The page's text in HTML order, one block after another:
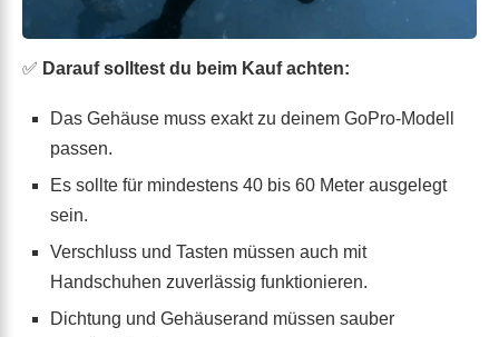
✅ Darauf solltest du beim Kauf achten:
Das Gehäuse muss exakt zu deinem GoPro-Modell
passen.
Es sollte für mindestens 40 bis 60 Meter ausgelegt
sein.
Verschluss und Tasten müssen auch mit
Handschuhen zuverlässig funktionieren.
Dichtung und Gehäuserand müssen sauber